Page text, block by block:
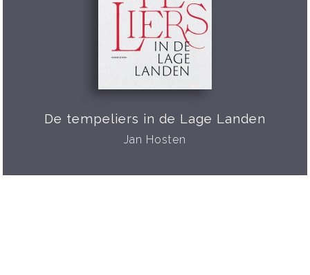
De tempeliers in de Lage Landen
Jan Hosten